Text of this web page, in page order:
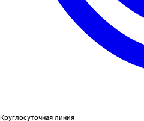
Круглосуточная линия